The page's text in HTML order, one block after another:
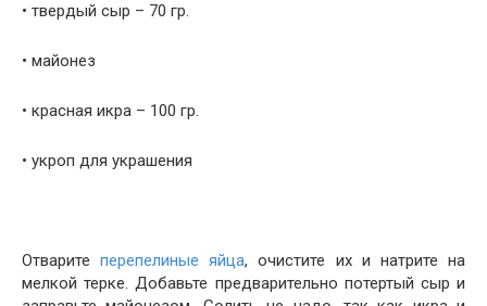
• твердый сыр – 70 гр.
• майонез
• красная икра – 100 гр.
• укроп для украшения
Отваритеперепелиные яйца, очистите их и натрите на
мелкой терке. Добавьте предварительно потертый сыр и